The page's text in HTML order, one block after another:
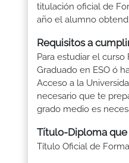
titulación oficial de
año el alumno
Requisitos a
Para estudiar el
Graduado en ESO ó
Acceso a la
necesario que te
grado medio es
Título-Diploma
Título Oficial de